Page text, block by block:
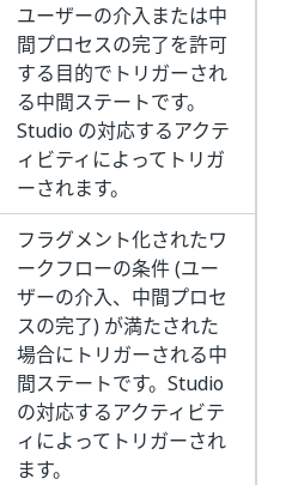
ユーザーの介入または中
間プロセスの完了を許可
する目的でトリガーされ
る中間ステートです。
Studio の対応するアクテ
ィビティによってトリガ
ーされます。
フラグメント化されたワ
ークフローの条件 (ユー
ザーの介入、中間プロセ
スの完了) が満たされた
場合にトリガーされる中
間ステートです。Studio
の対応するアクティビテ
ィによってトリガーされ
ます。